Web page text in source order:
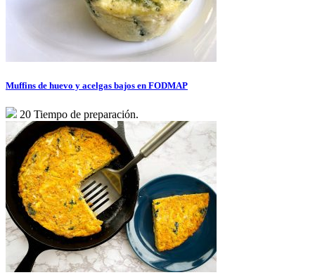
Muffins de huevo y acelgas bajos en FODMAP
20 Tiempo de preparación.